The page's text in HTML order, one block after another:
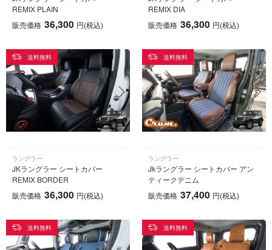
REMIX PLAIN
販売価格 36,300 円(税込)
REMIX DIA
販売価格 36,300 円(税込)
送料無料
ラングラー
JKラングラー シートカバー
REMIX BORDER
販売価格 36,300 円(税込)
送料無料
ラングラー
Jkラングラー シートカバー アン
ティークデニム
販売価格 37,400 円(税込)
送料無料 送料無料